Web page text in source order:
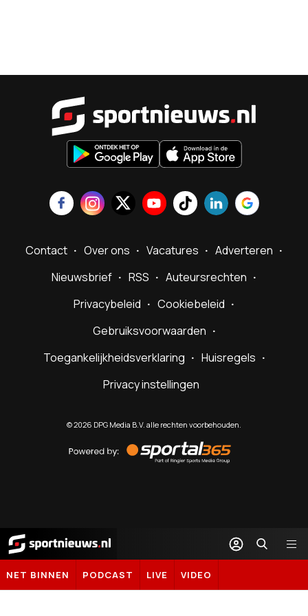
Contact Over ons Vacatures
Adverteren
Nieuwsbrief
RSS
Auteursrechten
Privacybeleid
Cookiebeleid
Gebruiksvoorwaarden
Toegankelijkheidsverklaring
Huisregels
Privacy instellingen
©2026 DPG Media B.V. alle rechten voorbehouden.
by
Sportal365
Sportnieuws.nl
NET BINNEN PODCAST LIVE VIDEO